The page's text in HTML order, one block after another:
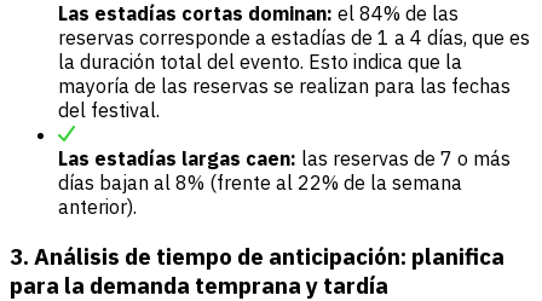
Las estadías cortas dominan: el 84% de las
reservas corresponde a estadías de 1 a 4 días, que es
la duración total del evento. Esto indica que la
mayoría de las reservas se realizan para las fechas
del festival.
Las estadías largas caen: las reservas de 7 o más
días bajan al 8% (frente al 22% de la semana
anterior).
3. Análisis de tiempo de anticipación: planifica
para la demanda temprana y tardía